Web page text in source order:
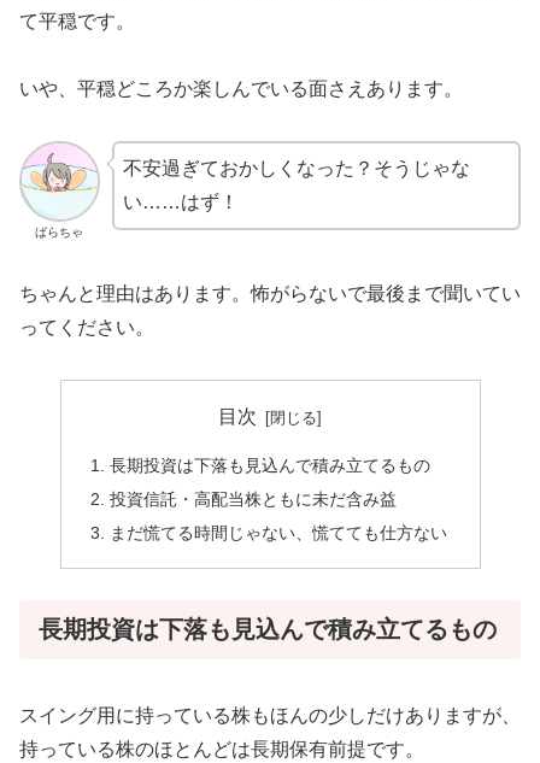
て平穏です。
いや、平穏どころか楽しんでいる面さえあります。
ばらちゃ
不安過ぎておかしくなった？そうじゃな
い……はず！
ちゃんと理由はあります。怖がらないで最後まで聞いてい
ってください。
目次
長期投資は下落も見込んで積み立てるもの
投資信託・高配当株ともに未だ含み益
まだ慌てる時間じゃない、慌てても仕方ない
長期投資は下落も見込んで積み立てるもの
スイング用に持っている株もほんの少しだけありますが、
持っている株のほとんどは長期保有前提です。